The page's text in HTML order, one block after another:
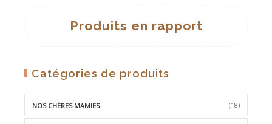
WISHLIST
Produits en rapport
Catégories de produits
NOS CHÈRES MAMIES (18)